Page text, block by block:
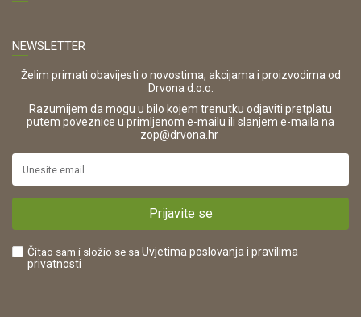
OIB:
42821181683
16280
https://www.drvona.hr/
POREZNI BROJ:
Zaštita privatnosti i osobnih podataka
Korištenje kolačića
Pravo na odustajanje i jednostrani raskid ugovora
Reklamacije
Plaćanje karticama
Što dobivam registracijom?
NEWSLETTER
Želim primati obavijesti o novostima, akcijama i proizvodima od
Drvona d.o.o.
Razumijem da mogu u bilo kojem trenutku odjaviti pretplatu
putem poveznice u primljenom e-mailu ili slanjem e-maila na
zop@drvona.hr
Prijavite se
Čitao sam i složio se sa Uvjetima poslovanja i pravilima
privatnosti